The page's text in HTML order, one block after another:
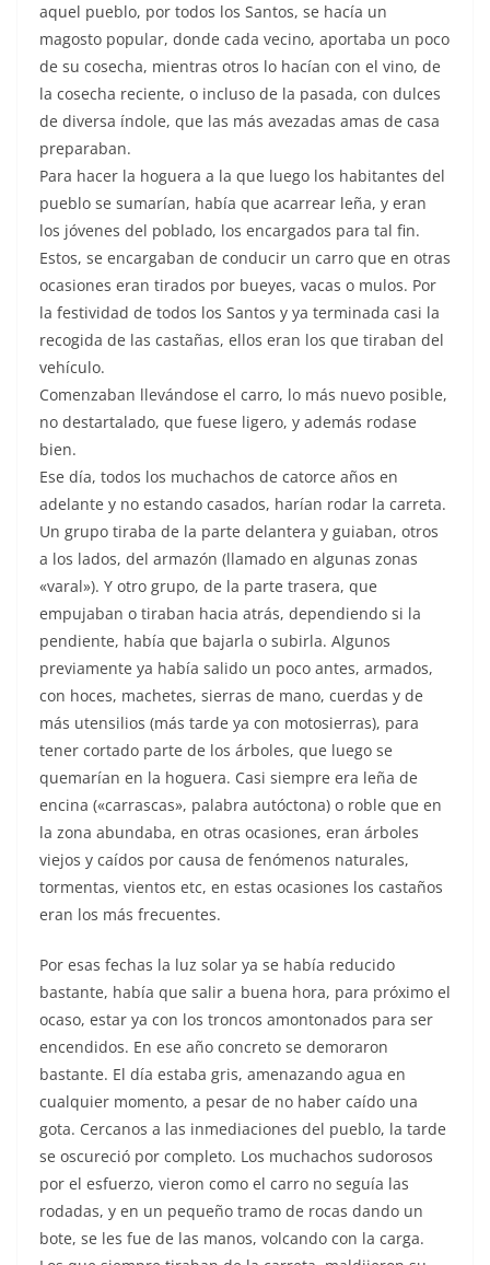
aquel pueblo, por todos los Santos, se hacía un
magosto popular, donde cada vecino, aportaba un poco
de su cosecha, mientras otros lo hacían con el vino, de
la cosecha reciente, o incluso de la pasada, con dulces
de diversa índole, que las más avezadas amas de casa
preparaban.
Para hacer la hoguera a la que luego los habitantes del
pueblo se sumarían, había que acarrear leña, y eran
los jóvenes del poblado, los encargados para tal fin.
Estos, se encargaban de conducir un carro que en otras
ocasiones eran tirados por bueyes, vacas o mulos. Por
la festividad de todos los Santos y ya terminada casi la
recogida de las castañas, ellos eran los que tiraban del
vehículo.
Comenzaban llevándose el carro, lo más nuevo posible,
no destartalado, que fuese ligero, y además rodase
bien.
Ese día, todos los muchachos de catorce años en
adelante y no estando casados, harían rodar la carreta.
Un grupo tiraba de la parte delantera y guiaban, otros
a los lados, del armazón (llamado en algunas zonas
«varal»). Y otro grupo, de la parte trasera, que
empujaban o tiraban hacia atrás, dependiendo si la
pendiente, había que bajarla o subirla. Algunos
previamente ya había salido un poco antes, armados,
con hoces, machetes, sierras de mano, cuerdas y de
más utensilios (más tarde ya con motosierras), para
tener cortado parte de los árboles, que luego se
quemarían en la hoguera. Casi siempre era leña de
encina («carrascas», palabra autóctona) o roble que en
la zona abundaba, en otras ocasiones, eran árboles
viejos y caídos por causa de fenómenos naturales,
tormentas, vientos etc, en estas ocasiones los castaños
eran los más frecuentes.
Por esas fechas la luz solar ya se había reducido
bastante, había que salir a buena hora, para próximo el
ocaso, estar ya con los troncos amontonados para ser
encendidos. En ese año concreto se demoraron
bastante. El día estaba gris, amenazando agua en
cualquier momento, a pesar de no haber caído una
gota. Cercanos a las inmediaciones del pueblo, la tarde
se oscureció por completo. Los muchachos sudorosos
por el esfuerzo, vieron como el carro no seguía las
rodadas, y en un pequeño tramo de rocas dando un
bote, se les fue de las manos, volcando con la carga.